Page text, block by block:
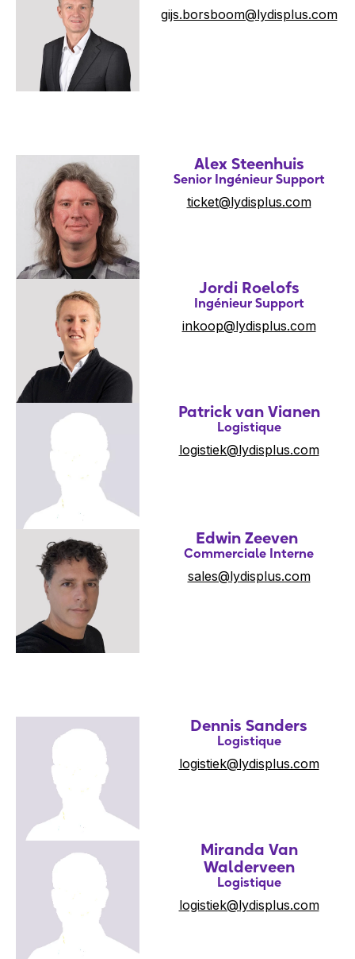
gijs.borsboom@lydisplus.com
Alex Steenhuis
Senior Ingénieur Support
ticket@lydisplus.com
Jordi Roelofs
Ingénieur Support
inkoop@lydisplus.com
Patrick van Vianen
Logistique
logistiek@lydisplus.com
Edwin Zeeven
Commerciale Interne
sales@lydisplus.com
Dennis Sanders
Logistique
logistiek@lydisplus.com
Miranda Van
Walderveen
Logistique
logistiek@lydisplus.com